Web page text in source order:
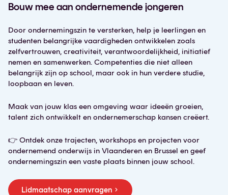
Bouw mee aan ondernemende jongeren
Door ondernemingszin te versterken, help je leerlingen en
studenten belangrijke vaardigheden ontwikkelen zoals
zelfvertrouwen, creativiteit, verantwoordelijkheid, initiatief
nemen en samenwerken. Competenties die niet alleen
belangrijk zijn op school, maar ook in hun verdere studie,
loopbaan en leven.
Maak van jouw klas een omgeving waar ideeën groeien,
talent zich ontwikkelt en ondernemerschap kansen creëert.
👉 Ontdek onze trajecten, workshops en projecten voor
ondernemend onderwijs in Vlaanderen en Brussel en geef
ondernemingszin een vaste plaats binnen jouw school.
Lidmaatschap aanvragen